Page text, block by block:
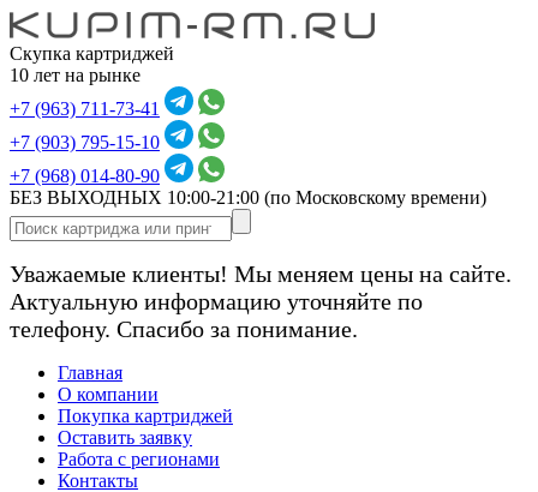
Скупка картриджей
10 лет на рынке
+7 (963) 711-73-41
+7 (903) 795-15-10
+7 (968) 014-80-90
БЕЗ ВЫХОДНЫХ 10:00-21:00 (по Московскому времени)
Уважаемые клиенты! Мы меняем цены на сайте.
Актуальную информацию уточняйте по
телефону. Спасибо за понимание.
Главная
О компании
Покупка картриджей
Оставить заявку
Работа с регионами
Контакты